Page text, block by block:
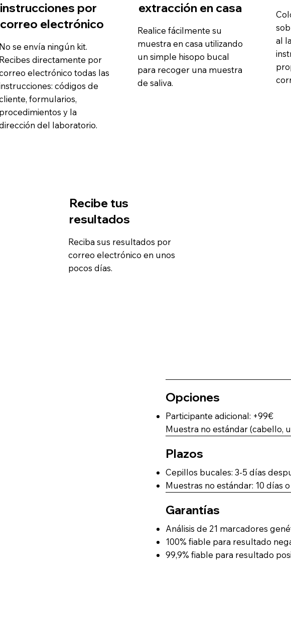
instrucciones por
correo electrónico
No se envía ningún kit.
Recibes directamente por
electrónico todas las
códigos de
formularios,
procedimientos y la
del laboratorio.
extracción en casa
Realice fácilmente su
muestra en casa utilizando
un simple hisopo bucal
para recoger una muestra
de saliva.
al
Recibe tus
resultados
Reciba sus resultados por
correo electrónico en unos
pocos días.
Opciones
Participante adicional: +99€
Muestra no estándar (cabello,
Plazos
Cepillos bucales: 3-5 días
Muestras no estándar: 10 días
Garantías
Análisis de 21 marcadores
100% fiable para resultado
99,9% fiable para resultado